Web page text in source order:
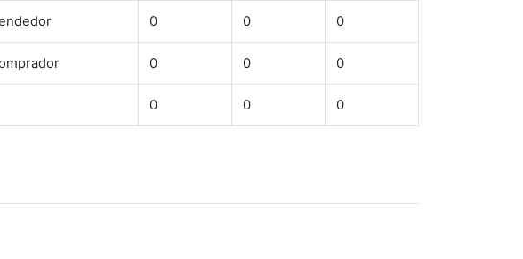
0 0 0
0 0 0
0 0 0